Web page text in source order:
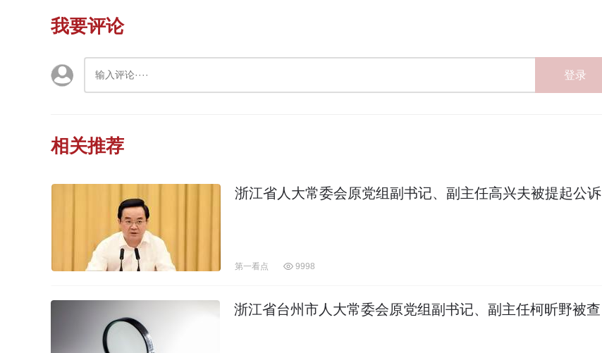
我要评论
登录
相关推荐
浙江省人大常委会原党组副书记、副主任高兴夫被提起公诉
第一看点 9998
浙江省台州市人大常委会原党组副书记、副主任柯昕野被查